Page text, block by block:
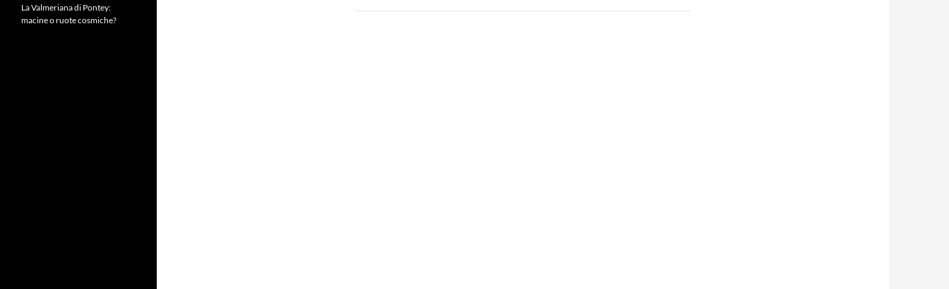
La Valmeriana di Pontey:
macine o ruote cosmiche?